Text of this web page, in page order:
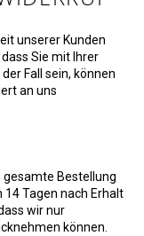
unserer Kunden
Sie mit Ihrer
Fall sein, können
an uns
gesamte Bestellung
Tagen nach Erhalt
wir nur
können.